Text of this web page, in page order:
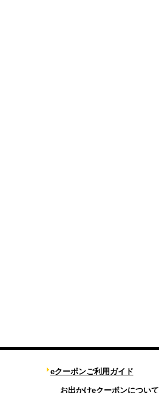
eクーポンご利用ガイド
お出かけeクーポンについて